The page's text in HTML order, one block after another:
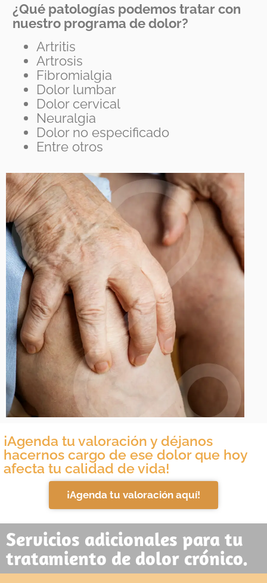
¿Qué patologías podemos tratar con
nuestro programa de dolor?
Artritis
Artrosis
Fibromialgia
Dolor lumbar
Dolor cervical
Neuralgia
Dolor no especificado
Entre otros
¡Agenda tu valoración y déjanos
hacernos cargo de ese dolor que hoy
afecta tu calidad de vida!
¡Agenda tu valoración aquí!
Servicios adicionales para tu
tratamiento de dolor crónico.